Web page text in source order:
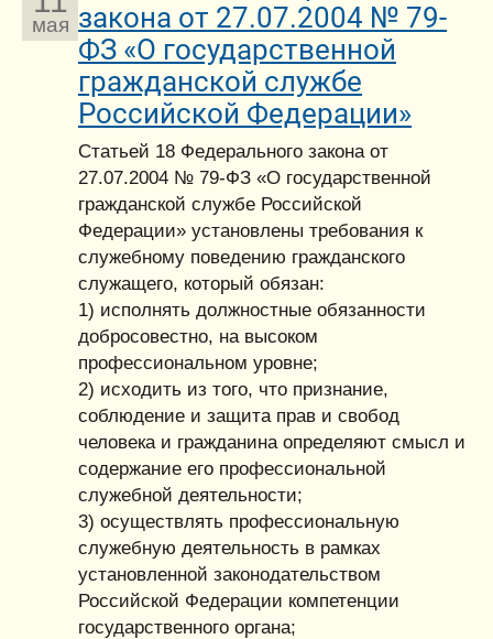
мая закона от 27.07.2004 № 79-
ФЗ «О государственной
гражданской службе
Российской Федерации»
Статьей 18 Федерального закона от
27.07.2004 № 79-ФЗ «О государственной
гражданской службе Российской
Федерации» установлены требования к
служебному поведению гражданского
служащего, который обязан:
1) исполнять должностные обязанности
добросовестно, на высоком
профессиональном уровне;
2) исходить из того, что признание,
соблюдение и защита прав и свобод
человека и гражданина определяют смысл и
содержание его профессиональной
служебной деятельности;
3) осуществлять профессиональную
служебную деятельность в рамках
установленной законодательством
Российской Федерации компетенции
государственного органа;